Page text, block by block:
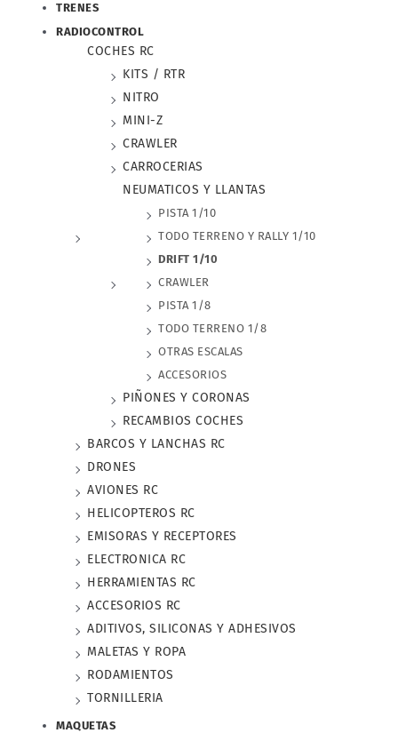
TRENES
RADIOCONTROL
COCHES RC
KITS / RTR
NITRO
MINI-Z
CRAWLER
CARROCERIAS
NEUMATICOS Y LLANTAS
PISTA 1/10
TODO TERRENO Y RALLY 1/10
DRIFT 1/10
CRAWLER
PISTA 1/8
TODO TERRENO 1/8
OTRAS ESCALAS
ACCESORIOS
PIÑONES Y CORONAS
RECAMBIOS COCHES
BARCOS Y LANCHAS RC
DRONES
AVIONES RC
HELICOPTEROS RC
EMISORAS Y RECEPTORES
ELECTRONICA RC
HERRAMIENTAS RC
ACCESORIOS RC
ADITIVOS, SILICONAS Y ADHESIVOS
MALETAS Y ROPA
RODAMIENTOS
TORNILLERIA
MAQUETAS